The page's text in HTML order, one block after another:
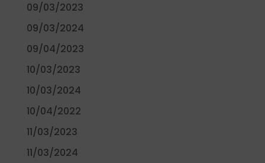
09/03/2023
09/03/2024
09/04/2023
10/03/2023
10/03/2024
10/04/2022
11/03/2023
11/03/2024